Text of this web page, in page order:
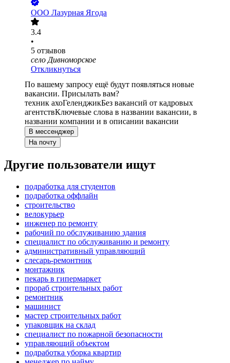
ООО Лазурная Ягода
3.4
•
5 отзывов
село Дивноморское
Откликнуться
По вашему запросу ещё будут появляться новые
вакансии. Присылать вам?
техник ахоГеленджикБез вакансий от кадровых
агентствКлючевые слова в названии вакансии, в
названии компании и в описании вакансии
В мессенджер
На почту
Другие пользователи ищут
подработка для студентов
подработка оффлайн
строительство
велокурьер
инженер по ремонту
рабочий по обслуживанию здания
специалист по обслуживанию и ремонту
административный управляющий
слесарь-ремонтник
монтажник
пекарь в гипермаркет
прораб строительных работ
ремонтник
машинист
мастер строительных работ
упаковщик на склад
специалист по пожарной безопасности
управляющий объектом
подработка уборка квартир